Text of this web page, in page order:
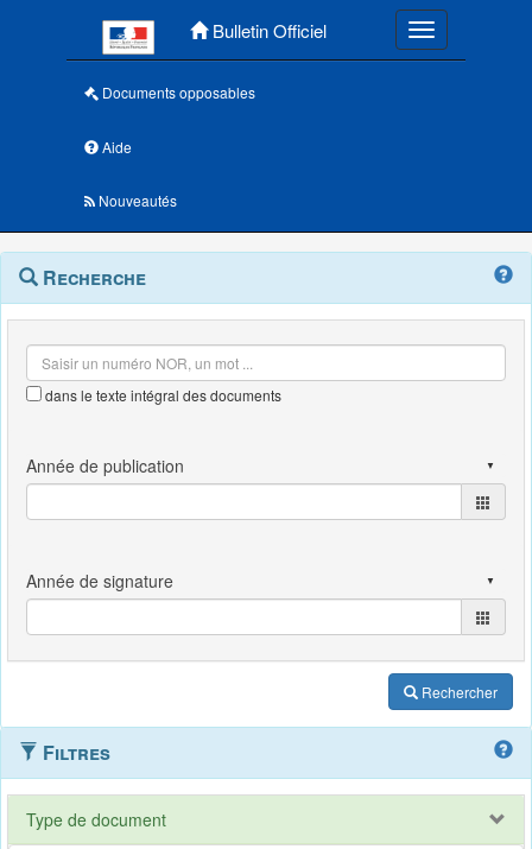
Bulletin Officiel Toggle
Documents opposables
Aide
Nouveautés
Navigation
outils
Menu
contextuel
Recherche
dans le texte intégral des documents
Rechercher
Filtres
Type de document